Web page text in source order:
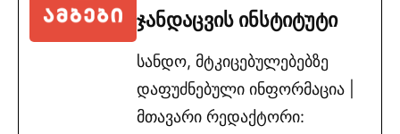
ჯანდაცვის ინსტიტუტი
სანდო, მტკიცებულებებზე
დაფუძნებული ინფორმაცია |
მთავარი რედაქტორი: